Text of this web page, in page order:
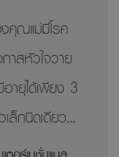
ดือน น้ำหนัก
แล้ว
คุณแม่มีโรค
าสหัวใจวาย
ายุได้เพียง 3
ล็กนิดเดียว
ดิ์ (กุมาร